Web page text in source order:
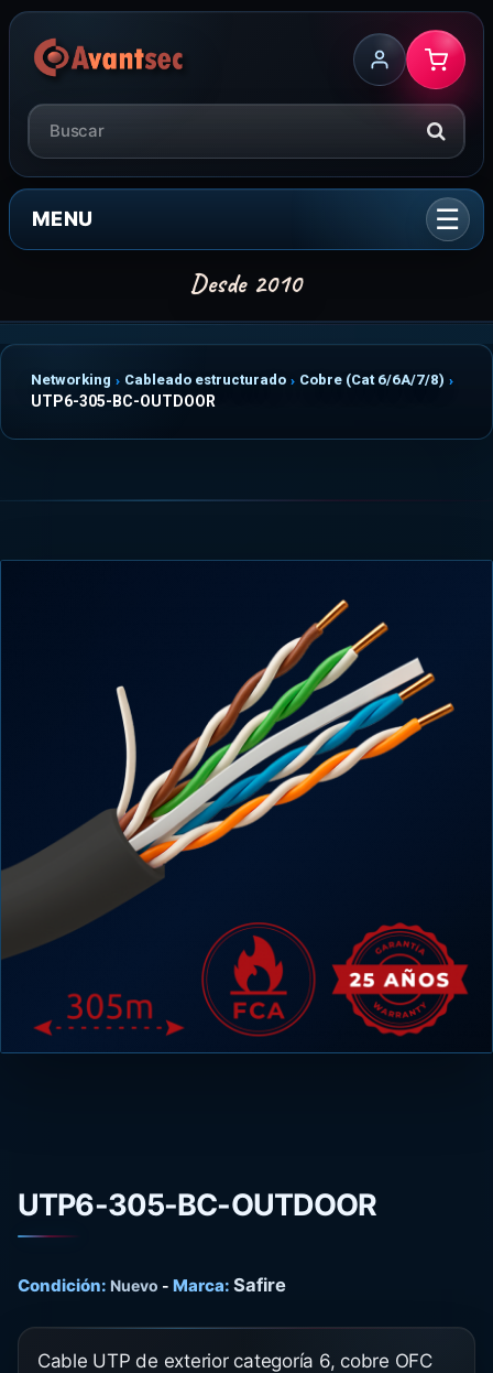
MENU
Networking Cableado estructurado Cobre (Cat 6/6A/7/8)
UTP6-305-BC-OUTDOOR
UTP6-305-BC-OUTDOOR
Condición: Nuevo - Marca: Safire
Cable UTP de exterior categoría 6, cobre OFC